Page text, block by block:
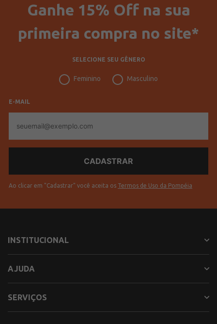
Ganhe 15% Off na sua
primeira compra no site*
SELECIONE SEU GÊNERO
Feminino Masculino
E-MAIL
mail
Ao clicar em "Cadastrar" você aceita os Termos de Uso da Pompéia
INSTITUCIONAL
AJUDA
SERVIÇOS